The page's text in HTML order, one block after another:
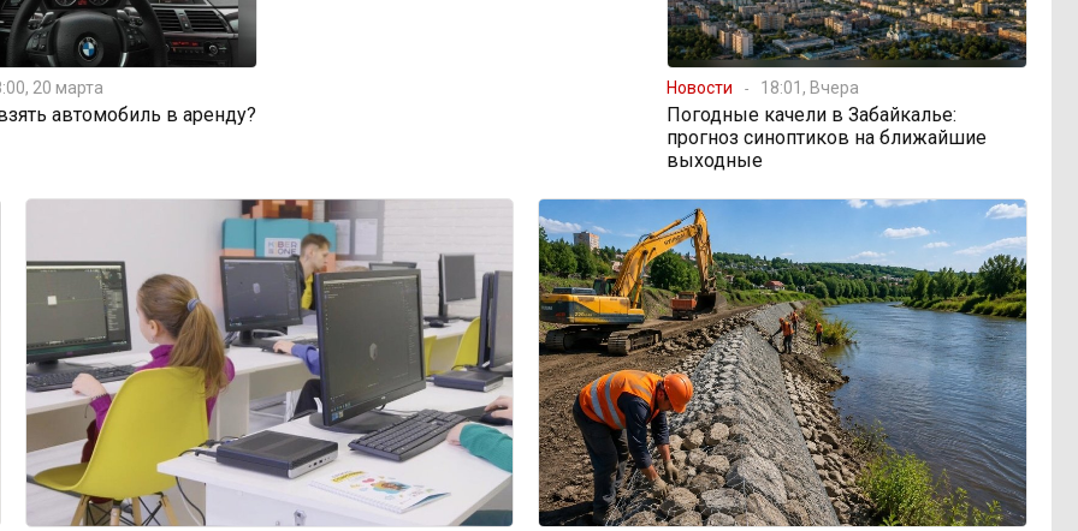
20 марта
автомобиль в аренду?
Новости 18:01, Вчера
Погодные качели в Забайкалье:
прогноз синоптиков на ближайшие
выходные